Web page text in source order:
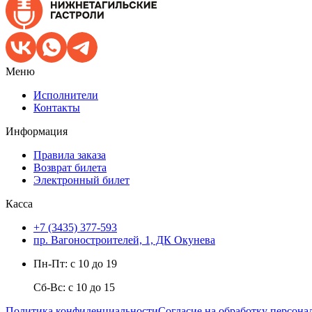
Меню
Исполнители
Контакты
Информация
Правила заказа
Возврат билета
Электронный билет
Касса
+7 (3435) 377-593
пр. Вагоностроителей, 1, ДК Окунева
Пн-Пт: с 10 до 19
Сб-Вс: с 10 до 15